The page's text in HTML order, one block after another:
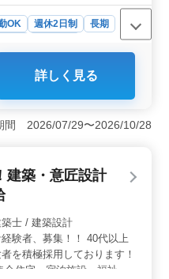
OK 週休2日制
長期
給＞ 年収は400万円から
って十分な待遇が設定さ
限15万円まで支給され
場合も安心して通勤可
れているため、交通手
ルに合わせた通勤が実
め、安定した需要が見
すい就業環境＞ この
123日と休暇が充実して
がら、長期休暇も充実
年始の休暇も設定され
詳しく見る
間 2026/07/29〜2026/10/28
建築・意匠設計
設計事務所・建築士 / 建築設計
験者、募集！！ 40代以上
を積極採用しております！
合住宅、宿泊施設、福祉施